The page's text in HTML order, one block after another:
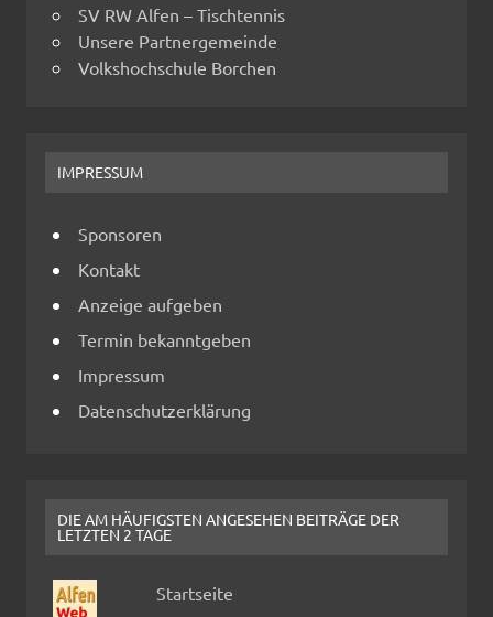
SV RW Alfen – Tischtennis
Unsere Partnergemeinde
Volkshochschule Borchen
IMPRESSUM
Sponsoren
Kontakt
Anzeige aufgeben
Termin bekanntgeben
Impressum
Datenschutzerklärung
DIE AM HÄUFIGSTEN ANGESEHEN BEITRÄGE DER
LETZTEN 2 TAGE
Startseite